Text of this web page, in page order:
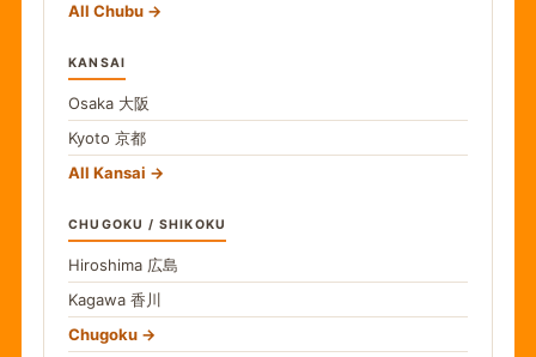
All Chubu
KANSAI
Osaka 大阪
Kyoto 京都
All Kansai
CHUGOKU / SHIKOKU
Hiroshima 広島
Kagawa 香川
Chugoku